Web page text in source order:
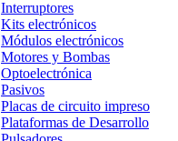
Interruptores
Kits electrónicos
Módulos electrónicos
Motores y Bombas
Optoelectrónica
Pasivos
Placas de circuito impreso
Plataformas de Desarrollo